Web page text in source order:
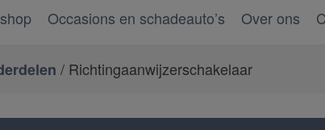
Occasions en schadeauto’s Over ons
/ Richtingaanwijzerschakelaar